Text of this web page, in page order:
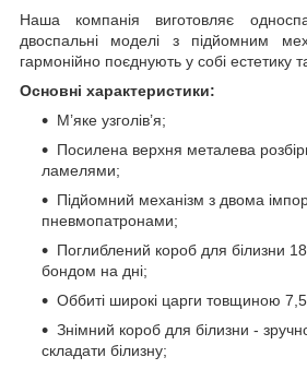
Наша компанія виготовляє
двоспальні моделі з підйомним
гармонійно поєднують у собі естетику
Основні характеристики:
М’яке узголів’я;
Посилена верхня металева
ламелями;
Підйомний механізм з двома
пневмопатронами;
Поглиблений короб для білизни
бондом на дні;
Оббиті широкі царги товщиною
Знімний короб для білизни -
складати білизну;